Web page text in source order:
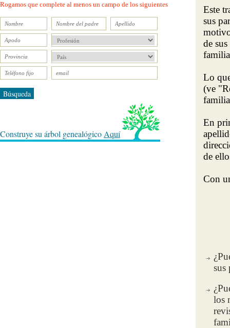
Rogamos que complete al menos un campo de los siguientes
Búsqueda
Construye su árbol genealógico Aquí
Este
sus
de
Lo
(ve
En
de
Con
sus
los